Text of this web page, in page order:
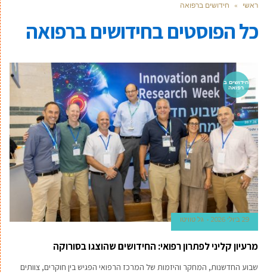
ראשי » חידושים ברפואה
כל הפוסטים בחידושים ברפואה
חידושים ב
רפואה
29 ביולי 2026 גל טוויטו
מרעיון קליני לפתרון רפואי: החידושים שהוצגו בסורוקה
שבוע החדשנות, המחקר והיזמות של המרכז הרפואי הפגיש בין חוקרים, צוותים